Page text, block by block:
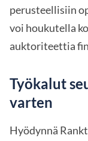
perusteellisiin
voi houkutella
auktoriteettia
Työkalut
varten
Hyödynnä